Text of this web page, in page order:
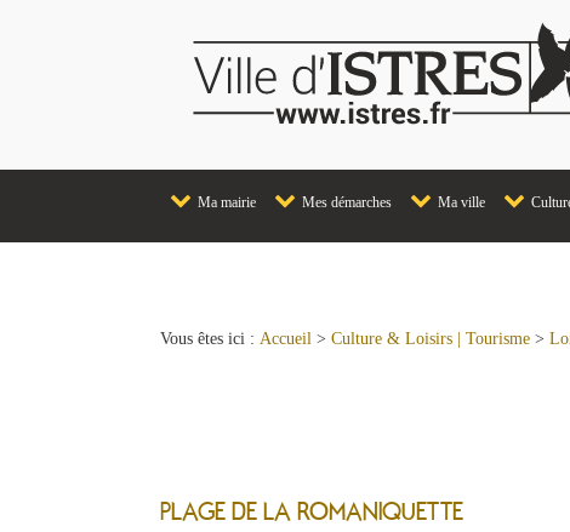
Ma mairie Mes démarches Ma ville
Vous êtes ici : Accueil > Culture & Loisirs | Tourisme >
PLAGE DE LA ROMANIQUETTE